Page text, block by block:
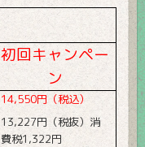
初回キャンペー
ン
14,550円（税込）
13,227円（税抜）消
費税1,322円